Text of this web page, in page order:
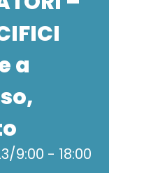
a
9:00 - 18:00